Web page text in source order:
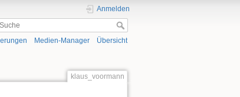
Anmelden
Medien-Manager Übersicht
klaus_voormann